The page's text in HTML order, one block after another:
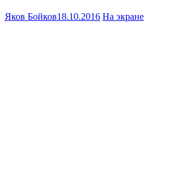
Яков Бойков18.10.2016 На экране